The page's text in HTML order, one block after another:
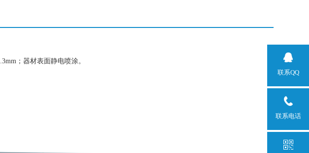
；器材表面静电喷涂。
联系QQ
联系电话